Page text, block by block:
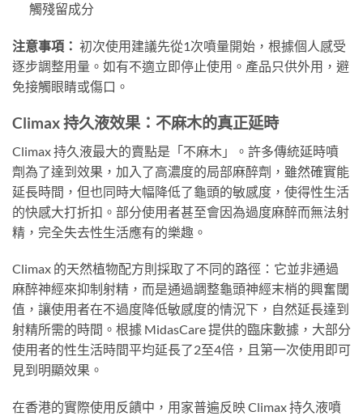
觸殘留成分
注意事項： 初次使用建議先從1次噴量開始，根據個人感受
逐步調整用量。如有不適立即停止使用。產品只供外用，避
免接觸眼睛或傷口。
Climax 持久液效果：不麻木的真正延時
Climax 持久液最大的賣點是「不麻木」。許多傳統延時噴
劑為了達到效果，加入了高濃度的局部麻醉劑，雖然確實能
延長時間，但也同時大幅降低了龜頭的敏感度，使得性生活
的快感大打折扣。部分使用者甚至會因為過度麻醉而無法射
精，完全失去性生活應有的樂趣。
Climax 的天然植物配方則採取了不同的路徑：它並非通過
麻醉神經來抑制射精，而是通過調整龜頭神經末梢的興奮閾
值，讓使用者在不過度降低敏感度的情況下，自然延長達到
射精所需的時間。根據 MidasCare 提供的臨床數據，大部分
使用者的性生活時間平均延長了2至4倍，且第一次使用即可
見到明顯效果。
在香港的實際使用反饋中，用家普遍反映 Climax 持久液噴